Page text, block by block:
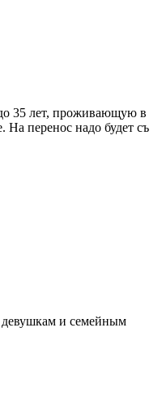
35 лет, проживающую в
перенос надо будет съ
и семейным